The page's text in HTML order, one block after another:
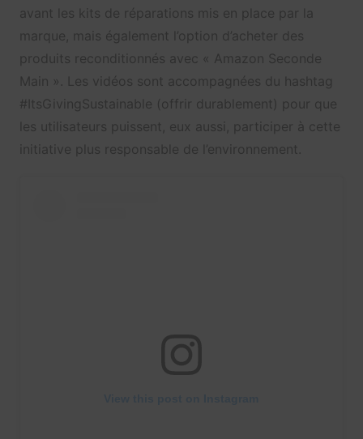
avant les kits de réparations mis en place par la
marque, mais également l’option d’acheter des
produits reconditionnés avec « Amazon Seconde
Main ». Les vidéos sont accompagnées du hashtag
#ItsGivingSustainable (offrir durablement) pour que
les utilisateurs puissent, eux aussi, participer à cette
initiative plus responsable de l’environnement.